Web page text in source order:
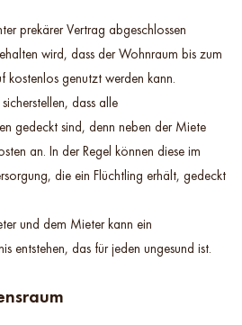
prekärer Vertrag abgeschlossen
wird, dass der Wohnraum bis zum
kostenlos genutzt werden kann.
dass alle
gedeckt sind, denn neben der Miete
an. In der Regel können diese im
die ein Flüchtling erhält, gedeckt
und dem Mieter kann ein
entstehen, das für jeden ungesund ist.